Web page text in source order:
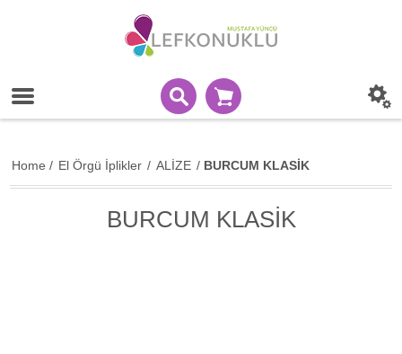
Home / El Örgü İplikler / ALİZE / BURCUM KLASİK
BURCUM KLASİK